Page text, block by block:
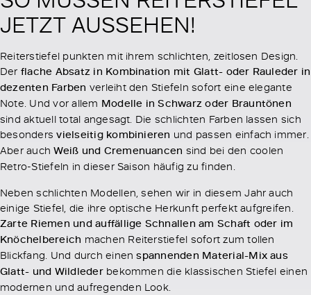
JETZT AUSSEHEN!
Reiterstiefel punkten mit ihrem schlichten, zeitlosen Design.
Der flache Absatz in Kombination mit Glatt- oder Rauleder in
dezenten Farben verleiht den Stiefeln sofort eine elegante
Note. Und vor allem Modelle in Schwarz oder Brauntönen
sind aktuell total angesagt. Die schlichten Farben lassen sich
besondersvielseitig kombinieren und passen einfach immer.
Aber auchWeiß und Cremenuancen sind bei den coolen
Retro-Stiefeln in dieser Saison häufig zu finden.
Neben schlichten Modellen, sehen wir in diesem Jahr auch
einige Stiefel, die ihre optische Herkunft perfekt aufgreifen.
Zarte Riemen und auffällige Schnallen am Schaft oder im
Knöchelbereich machen Reiterstiefel sofort zum tollen
Blickfang. Und durch einenspannenden Material-Mix aus
Glatt- und Wildlederbekommen die klassischen Stiefel einen
modernen und aufregenden Look.